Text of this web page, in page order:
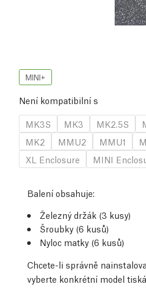
MINI+
Není kompatibilní s
MK3S
MK3 MK2.5S
MK2
MMU2 MMU1
XL Enclosure
MINI
Balení obsahuje:
Železný držák (3 kusy)
Šroubky (6 kusů)
Nyloc matky (6 kusů)
Chcete-li správně
vyberte konkrétní model